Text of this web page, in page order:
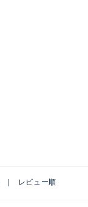
レビュー順